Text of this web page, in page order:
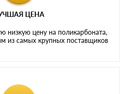
ЦЕНА
низкую цену на поликарбоната,
из самых крупных поставщиков